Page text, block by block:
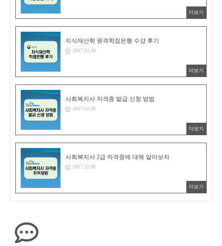
더보기
지식재산학 원격학점은행 수강 후기
2017.12.10
더보기
사회복지사 자격증 발급 신청 방법
2017.12.09
더보기
사회복지사 2급 자격증에 대해 알아보자
2017.12.08
더보기